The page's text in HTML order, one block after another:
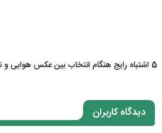
5 اشتباه رایج هنگام انتخاب بین عکس هوایی و نقشه هوایی
دیدگاه کاربران